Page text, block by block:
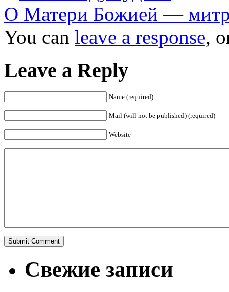
О Матери Божией —
You can leave a response,
Leave a Reply
Name (required)
Mail (will not be published) (required)
Website
Свежие записи